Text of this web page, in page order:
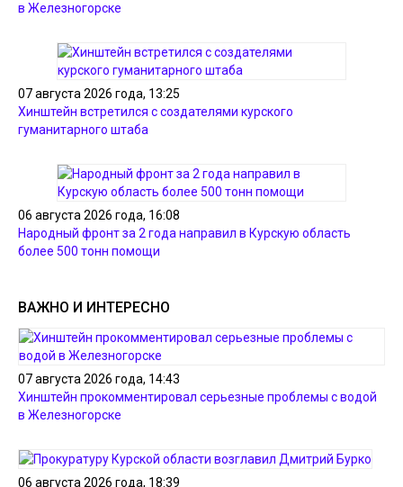
в Железногорске
07 августа 2026 года, 13:25
Хинштейн встретился с создателями курского
гуманитарного штаба
06 августа 2026 года, 16:08
Народный фронт за 2 года направил в Курскую область
более 500 тонн помощи
ВАЖНО И ИНТЕРЕСНО
07 августа 2026 года, 14:43
Хинштейн прокомментировал серьезные проблемы с водой
в Железногорске
06 августа 2026 года, 18:39